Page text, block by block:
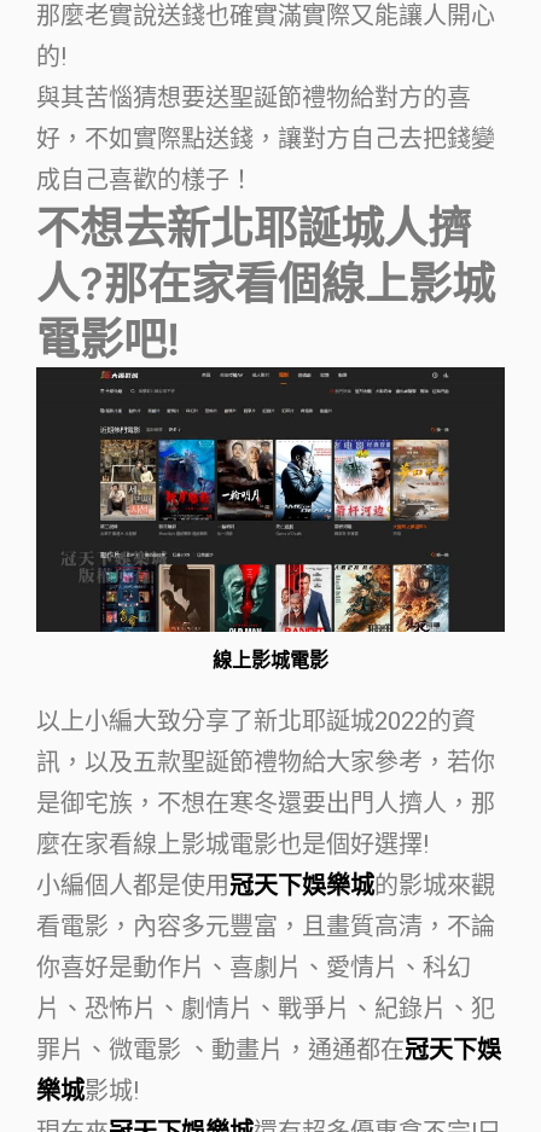
那麼老實說送錢也確實滿實際又能讓人開心
的!
與其苦惱猜想要送聖誕節禮物給對方的喜
好，不如實際點送錢，讓對方自己去把錢變
成自己喜歡的樣子！
不想去新北耶誕城人擠
人?那在家看個線上影城
電影吧!
線上影城電影
以上小編大致分享了新北耶誕城2022的資
訊，以及五款聖誕節禮物給大家參考，若你
是御宅族，不想在寒冬還要出門人擠人，那
麼在家看線上影城電影也是個好選擇!
小編個人都是使用冠天下娛樂城的影城來觀
看電影，內容多元豐富，且畫質高清，不論
你喜好是動作片、喜劇片、愛情片、科幻
片、恐怖片、劇情片、戰爭片、紀錄片、犯
罪片、微電影 、動畫片，通通都在冠天下娛
樂城影城!